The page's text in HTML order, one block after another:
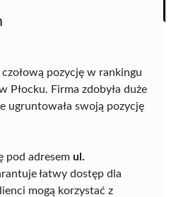
pozycję w rankingu
Płocku. Firma zdobyła duże
ugruntowała swoją pozycję
pod adresem ul.
łatwy dostęp dla
mogą korzystać z